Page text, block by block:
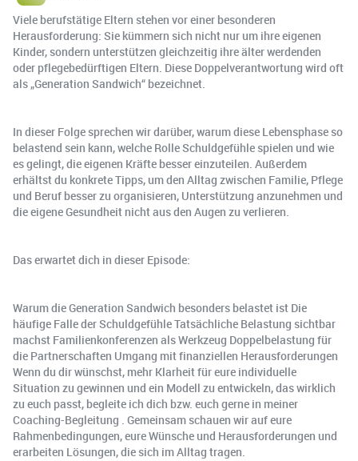
Viele berufstätige Eltern stehen vor einer besonderen
Herausforderung: Sie kümmern sich nicht nur um ihre eigenen
Kinder, sondern unterstützen gleichzeitig ihre älter werdenden
oder pflegebedürftigen Eltern. Diese Doppelverantwortung wird oft
als „Generation Sandwich“ bezeichnet.
In dieser Folge sprechen wir darüber, warum diese Lebensphase so
belastend sein kann, welche Rolle Schuldgefühle spielen und wie
es gelingt, die eigenen Kräfte besser einzuteilen. Außerdem
erhältst du konkrete Tipps, um den Alltag zwischen Familie, Pflege
und Beruf besser zu organisieren, Unterstützung anzunehmen und
die eigene Gesundheit nicht aus den Augen zu verlieren.
Das erwartet dich in dieser Episode:
Warum die Generation Sandwich besonders belastet ist Die
häufige Falle der Schuldgefühle Tatsächliche Belastung sichtbar
machst Familienkonferenzen als Werkzeug Doppelbelastung für
die Partnerschaften Umgang mit finanziellen Herausforderungen
Wenn du dir wünschst, mehr Klarheit für eure individuelle
Situation zu gewinnen und ein Modell zu entwickeln, das wirklich
zu euch passt, begleite ich dich bzw. euch gerne in meiner
Coaching-Begleitung . Gemeinsam schauen wir auf eure
Rahmenbedingungen, eure Wünsche und Herausforderungen und
erarbeiten Lösungen, die sich im Alltag tragen.